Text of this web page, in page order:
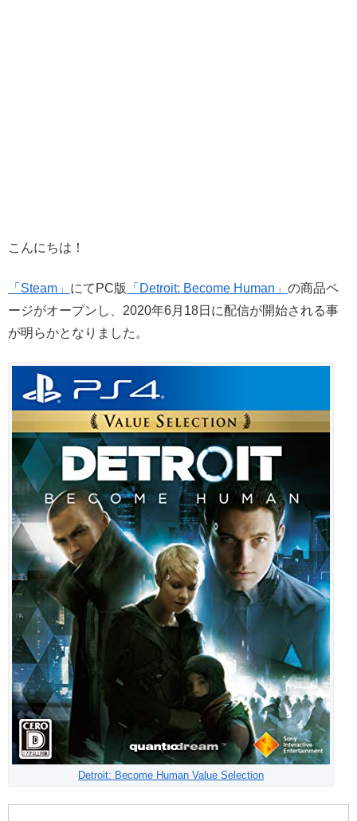
こんにちは！
「Steam」 にてPC版 「Detroit: Become Human」 の商品ペ
ージがオープンし、2020年6月18日に配信が開始される事
が明らかとなりました。
Detroit: Become Human Value Selection